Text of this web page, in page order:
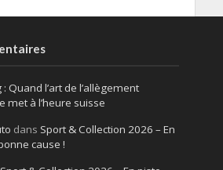
: Quand l’art de l’allègement
met à l’heure suisse
dans Sport & Collection 2026 – En
cause !